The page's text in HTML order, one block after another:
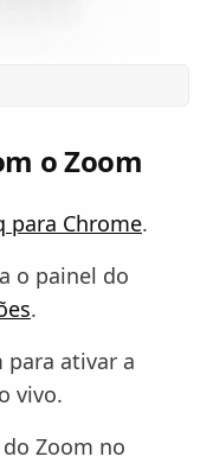
o Zoom
para Chrome.
o painel do
.
para ativar a
vivo.
Zoom no